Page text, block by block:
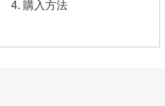
購入方法